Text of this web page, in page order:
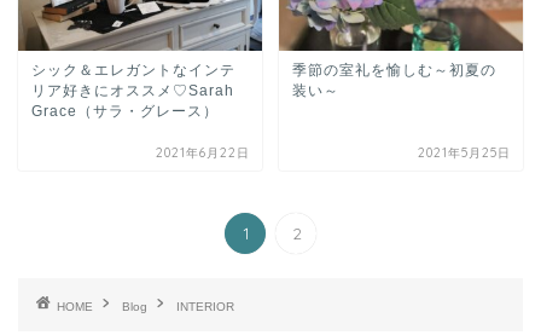
シック＆エレガントなインテ
リア好きにオススメ♡Sarah
Grace（サラ・グレース）
2021年6月22日
季節の室礼を愉しむ～初夏の
装い～
2021年5月25日
1 2
HOME Blog INTERIOR